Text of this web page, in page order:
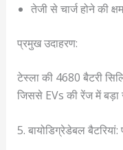
तेजी से चार्ज होने की
प्रमुख उदाहरण:
टेस्ला की 4680 बैटरी
जिससे EVs की रेंज में बड़ा
5. बायोडिग्रेडेबल